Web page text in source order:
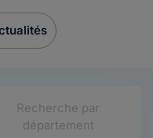
Recherche par
département